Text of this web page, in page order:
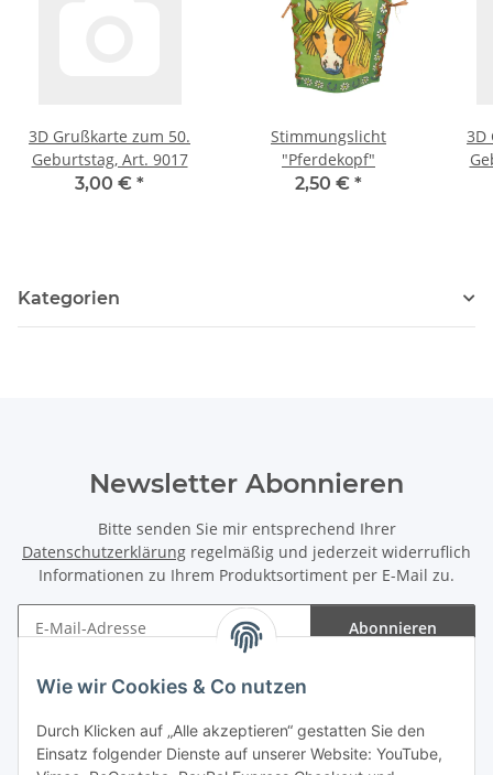
Wie wir Cookies & Co nutzen
Durch Klicken auf „Alle akzeptieren“ gestatten Sie den
Einsatz folgender Dienste auf unserer Website: YouTube,
3D Grußkarte zum 50.
Geburtstag, Art. 9017
3,00 € *
Stimmungslicht
"Pferdekopf"
2,50 € *
3D
Kategorien
Newsletter Abonnieren
Bitte senden Sie mir entsprechend Ihrer
Datenschutzerklärung regelmäßig und jederzeit widerruflich
Informationen zu Ihrem Produktsortiment per E-Mail zu.
Abonnieren
Gesetzliche Informationen